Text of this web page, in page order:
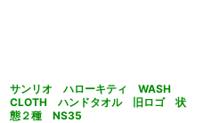
サンリオ ハローキティ WASH
CLOTH ハンドタオル 旧ロゴ 状
態２種 NS35